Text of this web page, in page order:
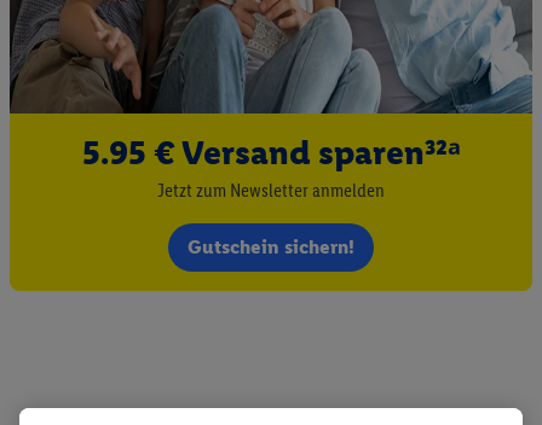
5.95 € Versand sparen³²ᵃ
Jetzt zum Newsletter anmelden
Gutschein sichern!